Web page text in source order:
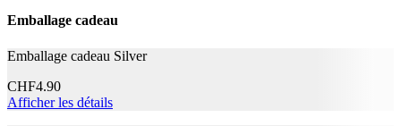
produit
Dispositif médical
Importateur CH
Emballage cadeau
Emballage cadeau Silver
CHF4.90
Afficher les détails